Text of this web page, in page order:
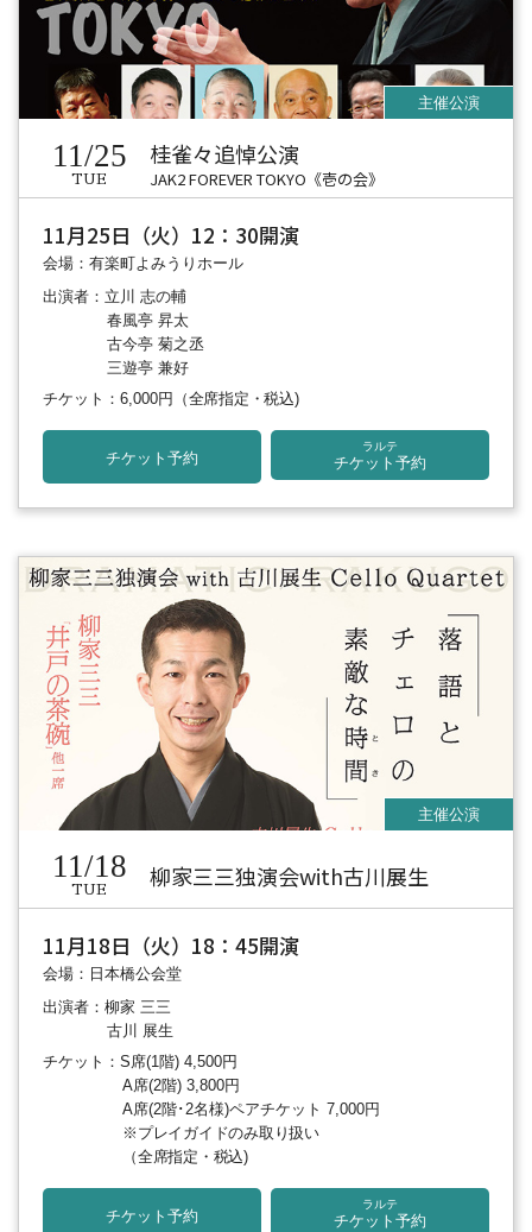
11/25
TUE
桂雀々追悼公演
JAK2 FOREVER TOKYO《壱の会》
11月25日（火）12：30開演
会場：有楽町よみうりホール
出演者：立川 志の輔
春風亭 昇太
古今亭 菊之丞
三遊亭 兼好
チケット：6,000円
（全席指定・税込)
チケット予約
ラルテ
チケット予約
11/18
TUE 柳家三三独演会with古川展生
11月18日（火）18：45開演
会場：日本橋公会堂
出演者：柳家 三三
古川 展生
チケット：S席(1階) 4,500円
A席(2階) 3,800円
A席(2階･2名様)ペアチケット 7,000円
※プレイガイドのみ取り扱い
（全席指定・税込)
チケット予約
ラルテ
チケット予約